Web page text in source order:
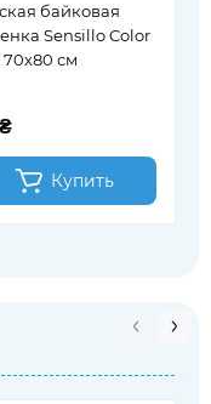
байковая
Sensillo Color
см
Купить